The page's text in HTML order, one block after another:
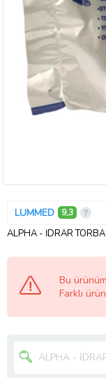
LUMMED 9,3
ALPHA - İDRAR
Bu
Farklı